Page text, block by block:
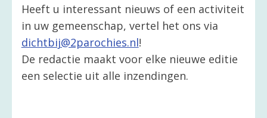
Heeft u interessant nieuws of een activiteit
in uw gemeenschap, vertel het ons via
dichtbij@2parochies.nl!
De redactie maakt voor elke nieuwe editie
een selectie uit alle inzendingen.